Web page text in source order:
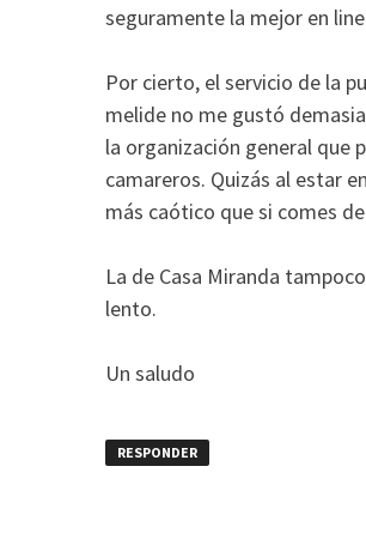
seguramente la mejor en
Por cierto, el servicio de la
melide no me gustó
la organización general que
camareros. Quizás al estar
más caótico que si comes
La de Casa Miranda
lento.
Un saludo
RESPONDER